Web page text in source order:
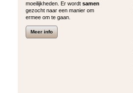
moeilijkheden. Er wordt samen
gezocht naar een manier om
ermee om te gaan.
Meer info